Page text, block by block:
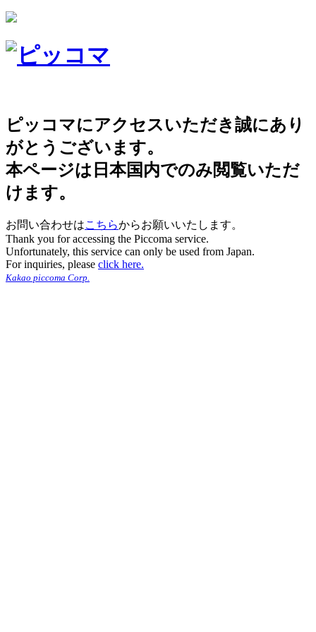
ピッコマにアクセスいただき誠にあり
がとうございます。
本ページは日本国内でのみ閲覧いただ
けます。
お問い合わせはこちらからお願いいたします。
Thank you for accessing the Piccoma service.
Unfortunately, this service can only be used from Japan.
For inquiries, please click here.
Kakao piccoma Corp.